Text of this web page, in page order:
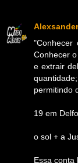
Alexsander
"Conhecer
Conhecer
e extrair
permitindo
19 em
o sol + a
Essa conta